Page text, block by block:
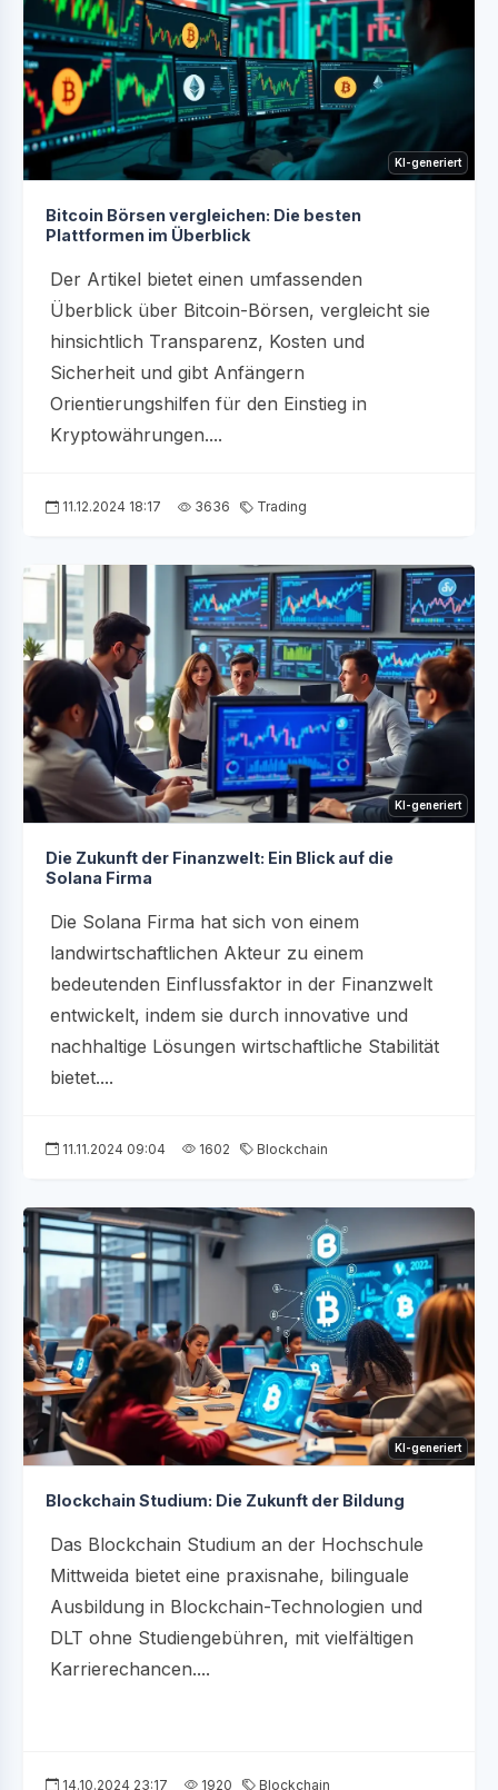
KI-generiert
Bitcoin Börsen vergleichen: Die besten
Plattformen im Überblick
Der Artikel bietet einen umfassenden
Überblick über Bitcoin-Börsen, vergleicht sie
hinsichtlich Transparenz, Kosten und
Sicherheit und gibt Anfängern
Orientierungshilfen für den Einstieg in
Kryptowährungen....
11.12.2024 18:17 3636 Trading
KI-generiert
Die Zukunft der Finanzwelt: Ein Blick auf die
Solana Firma
Die Solana Firma hat sich von einem
landwirtschaftlichen Akteur zu einem
bedeutenden Einflussfaktor in der Finanzwelt
entwickelt, indem sie durch innovative und
nachhaltige Lösungen wirtschaftliche Stabilität
bietet....
11.11.2024 09:04 1602 Blockchain
KI-generiert
Blockchain Studium: Die Zukunft der Bildung
Das Blockchain Studium an der Hochschule
Mittweida bietet eine praxisnahe, bilinguale
Ausbildung in Blockchain-Technologien und
DLT ohne Studiengebühren, mit vielfältigen
Karrierechancen....
14.10.2024 23:17 1920 Blockchain